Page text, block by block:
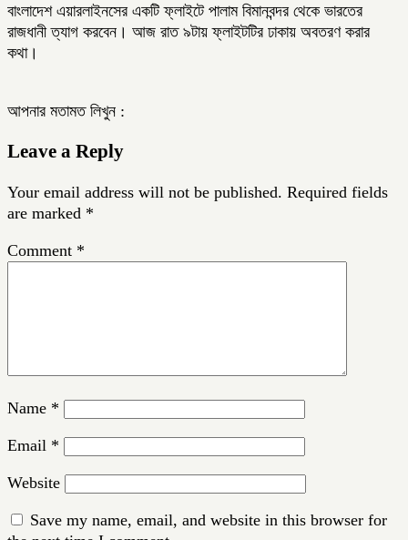
বাংলাদেশ এয়ারলাইনসের একটি ফ্লাইটে পালাম বিমানবন্দর থেকে ভারতের
রাজধানী ত্যাগ করবেন। আজ রাত ৯টায় ফ্লাইটটির ঢাকায় অবতরণ করার
কথা।
আপনার মতামত লিখুন :
Leave a Reply
Your email address will not be published. Required fields
are marked *
Comment *
Name *
Email *
Website
Save my name, email, and website in this browser for